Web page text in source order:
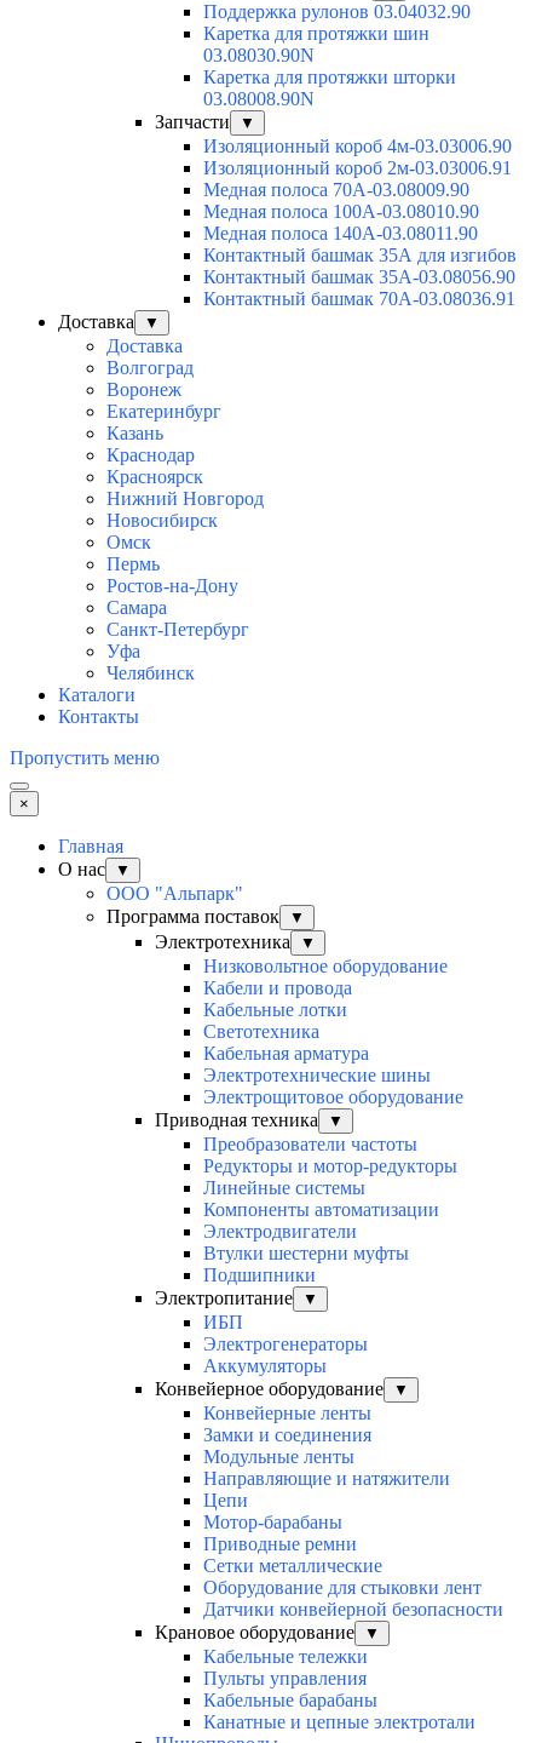
Поддержка рулонов 03.04032.90
Каретка для протяжки шин
03.08030.90N
Каретка для протяжки шторки
03.08008.90N
Запчасти
▼
Изоляционный короб 4м-03.03006.90
Изоляционный короб 2м-03.03006.91
Медная полоса 70А-03.08009.90
Медная полоса 100А-03.08010.90
Медная полоса 140А-03.08011.90
Контактный башмак 35А для изгибов
Контактный башмак 35А-03.08056.90
Контактный башмак 70А-03.08036.91
Доставка
▼
Доставка
Волгоград
Воронеж
Екатеринбург
Казань
Краснодар
Красноярск
Нижний Новгород
Новосибирск
Омск
Пермь
Ростов-на-Дону
Самара
Санкт-Петербург
Уфа
Челябинск
Каталоги
Контакты
Пропустить меню
×
Главная
О нас
▼
ООО "Альпарк"
Программа поставок
▼
Электротехника ▼
Низковольтное оборудование
Кабели и провода
Кабельные лотки
Светотехника
Кабельная арматура
Электротехнические шины
Электрощитовое оборудование
Приводная техника
▼
Преобразователи частоты
Редукторы и мотор-редукторы
Линейные системы
Компоненты автоматизации
Электродвигатели
Втулки шестерни муфты
Подшипники
Электропитание
▼
ИБП
Электрогенераторы
Аккумуляторы
Конвейерное оборудование
▼
Конвейерные ленты
Замки и соединения
Модульные ленты
Направляющие и натяжители
Цепи
Мотор-барабаны
Приводные ремни
Сетки металлические
Оборудование для стыковки лент
Датчики конвейерной безопасности
Крановое оборудование
▼
Кабельные тележки
Пульты управления
Кабельные барабаны
Канатные и цепные электротали